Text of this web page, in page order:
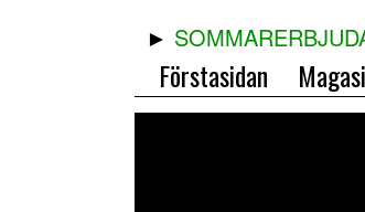
Förstasidan